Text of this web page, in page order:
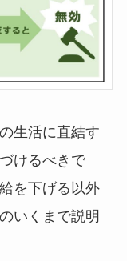
生活に直結す
けるべきで
を下げる以外
いくまで説明